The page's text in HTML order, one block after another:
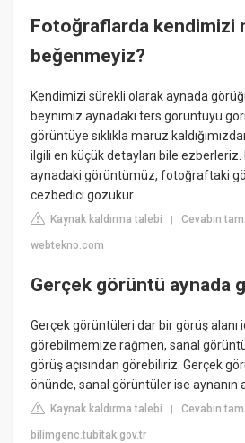
Fotoğraflarda kendimizi
beğenmeyiz?
Kendimizi sürekli olarak aynada
beynimiz aynadaki ters görüntüyü
görüntüye sıklıkla maruz
ilgili en küçük detayları bile
aynadaki görüntümüz, fotoğraftaki
cezbedici gözükür.
Kaynak kaldırma talebi |Cevabın
webtekno.com
Gerçek görüntü aynada
Gerçek görüntüleri dar bir görüş alanı
görebilmemize rağmen, sanal
görüş açısından görebiliriz. Gerçek
önünde, sanal görüntüler ise aynanın
Kaynak kaldırma talebi |Cevabın
bilimgenc.tubitak.gov.tr